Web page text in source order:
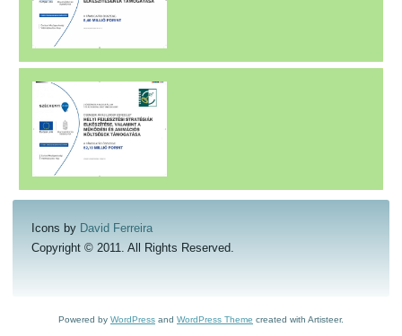
Icons by David Ferreira
Copyright © 2011. All Rights Reserved.
Powered by WordPress and WordPress Theme created with Artisteer.